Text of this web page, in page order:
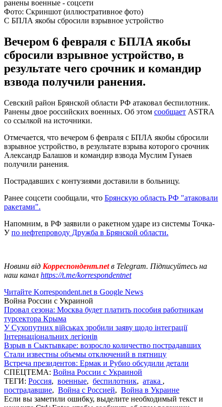
Фото: Скриншот (иллюстративное фото)
С БПЛА якобы сбросили взрывное устройство
Вечером 6 февраля с БПЛА якобы
сбросили взрывное устройство, в
результате чего срочник и командир
взвода получили ранения.
Севский район Брянской области РФ атаковал беспилотник.
Ранены двое российских военных. Об этом сообщает ASTRA
со ссылкой на источники.
Отмечается, что вечером 6 февраля с БПЛА якобы сбросили
взрывное устройство, в результате взрыва которого срочник
Александр Балашов и командир взвода Муслим Гунаев
получили ранения.
Пострадавших с контузиями доставили в больницу.
Ранее соцсети сообщали, что Брянскую область РФ "атаковали
ракетами".
Напомним, в РФ заявили о ракетном ударе из системы Точка-
Упо нефтепроводу Дружба в Брянской области.
Новини від Корреспондент.netв Telegram. Підписуйтесь на
наш канал https://t.me/korrespondentnet
Читайте Korrespondent.net в Google News
Война России с Украиной
Провал сезона: Москва будет платить пособия работникам
турсектора Крыма
У Сухопутних військах зробили заяву щодо інтеграції
Інтернаціональних легіонів
Взрыв в Сыктывкаре: возросло количество пострадавших
Стали известны объемы отключений в пятницу
Встреча президентов: Ермак и Рубио обсудили детали
СПЕЦТЕМА: Война России с Украиной
ТЕГИ: Россия, военные, беспилотник, атака ,
пострадавшие, Война с Россией, Война в Украине
Если вы заметили ошибку, выделите необходимый текст и